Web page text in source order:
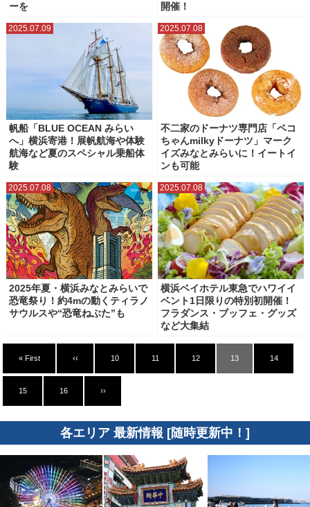
ーを
開催！
2025.07.09
帆船「BLUE OCEAN みらい
へ」横浜寄港！展帆航海や体験
航海など夏のスペシャル乗船体
験
2025.07.08
不二家のドーナツ専門店「ペコ
ちゃんmilkyドーナツ」マーク
イズみなとみらいに！イートイ
ンも可能
2025.07.08
2025年夏・横浜みなとみらいで
恐竜祭り！約4mの動くティラノ
サウルスや“恐竜ねぶた”も
2025.07.08
横浜ベイホテル東急でハワイイ
ベント1日限りの特別初開催！
フラダンス・ブッフェ・グッズ
など大集結
« First ‹‹ 10 11 12 13 14
15 16 ››
各エリア 最新情報 [随時更新中！]